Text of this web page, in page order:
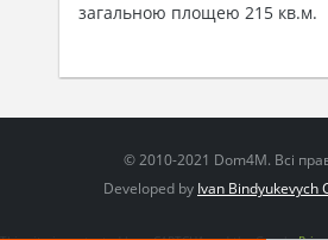
загальною площею 215 кв.м.
© 2010-2021 Dom4M. Всі
Developed by Ivan Bindyukevych